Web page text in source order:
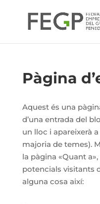
Pàgina
Aquest és una
d’una entrada del
un lloc i apareixerà
majoria de temes).
la pàgina «Quant
potencials visitants
alguna cosa així: